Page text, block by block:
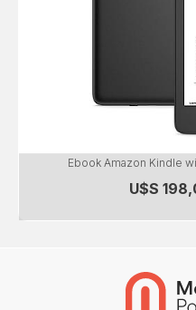
Ebook Amazon Kindle
U$S